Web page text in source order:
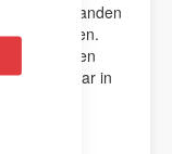
/ spanbanden
maten
Instelbaar in